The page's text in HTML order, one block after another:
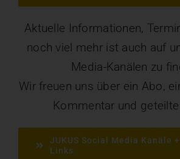
Aktuelle Informationen,
noch viel mehr ist auch auf
Media-Kanälen zu
Wir freuen uns über ein Abo,
Kommentar und
JUKUS Social Media Kanäle
Links